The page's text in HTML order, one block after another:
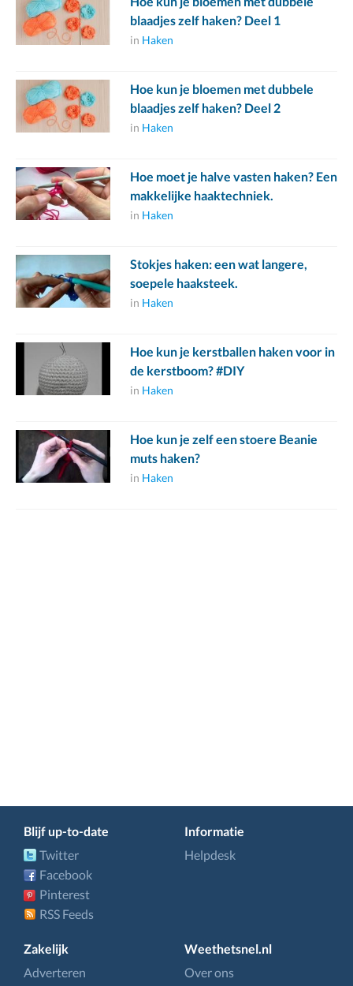
blaadjes zelf haken? Deel 1
in Haken
Hoe kun je bloemen met dubbele
blaadjes zelf haken? Deel 2
in Haken
Hoe moet je halve vasten haken? Een
makkelijke haaktechniek.
in Haken
Stokjes haken: een wat langere,
soepele haaksteek.
in Haken
Hoe kun je kerstballen haken voor in
de kerstboom? #DIY
in Haken
Hoe kun je zelf een stoere Beanie
muts haken?
in Haken
Blijf up-to-date
Twitter
Facebook
Pinterest
RSS Feeds
Informatie
Helpdesk
Zakelijk
Adverteren
Weethetsnel.nl
Over ons